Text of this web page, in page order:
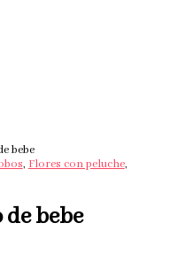
bebe
,Flores con peluche,
bebe